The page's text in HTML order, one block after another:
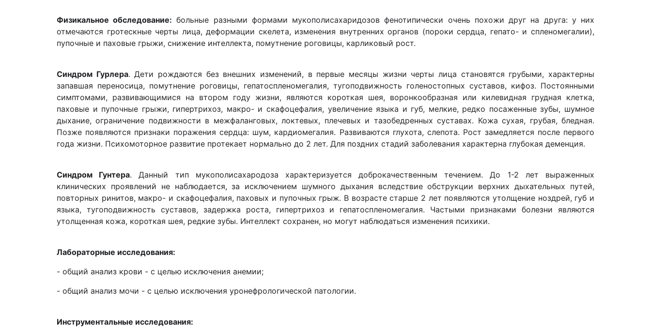
Физикальное обследование: больные разными формами мукополисахаридозов фенотипически очень похожи друг на друга: у них
отмечаются гротескные черты лица, деформации скелета, изменения внутренних органов (пороки сердца, гепато- и спленомегалии),
пупочные и паховые грыжи, снижение интеллекта, помутнение роговицы, карликовый рост.
Синдром Гурлера. Дети рождаются без внешних изменений, в первые месяцы жизни черты лица становятся грубыми, характерны
запавшая переносица, помутнение роговицы, гепатоспленомегалия, тугоподвижность голеностопных суставов, кифоз. Постоянными
симптомами, развивающимися на втором году жизни, являются короткая шея, воронкообразная или килевидная грудная клетка,
паховые и пупочные грыжи, гипертрихоз, макро- и скафоцефалия, увеличение языка и губ, мелкие, редко посаженные зубы, шумное
дыхание, ограничение подвижности в межфаланговых, локтевых, плечевых и тазобедренных суставах. Кожа сухая, грубая, бледная.
Позже появляются признаки поражения сердца: шум, кардиомегалия. Развиваются глухота, слепота. Рост замедляется после первого
года жизни. Психомоторное развитие протекает нормально до 2 лет. Для поздних стадий заболевания характерна глубокая деменция.
Синдром Гунтера. Данный тип мукополисахародоза характеризуется доброкачественным течением. До 1-2 лет выраженных
клинических проявлений не наблюдается, за исключением шумного дыхания вследствие обструкции верхних дыхательных путей,
повторных ринитов, макро- и скафоцефалия, паховых и пупочных грыж. В возрасте старше 2 лет появляются утолщение ноздрей, губ и
языка, тугоподвижность суставов, задержка роста, гипертрихоз и гепатоспленомегалия. Частыми признаками болезни являются
утолщенная кожа, короткая шея, редкие зубы. Интеллект сохранен, но могут наблюдаться изменения психики.
Лабораторные исследования:
- общий анализ крови - с целью исключения анемии;
- общий анализ мочи - с целью исключения уронефрологической патологии.
Инструментальные исследования: